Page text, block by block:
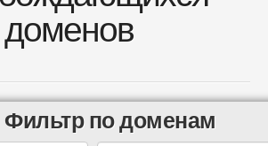
доменов
Фильтр по доменам